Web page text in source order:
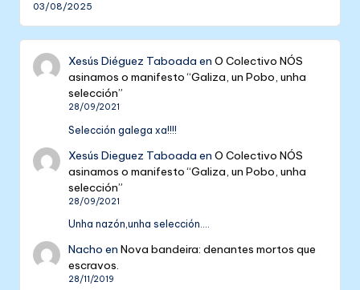
03/08/2025
Xesús Diéguez Taboada enO Colectivo NÓS
asinamos o manifesto “Galiza, un Pobo, unha
selección”
28/09/2021
Selección galega xa!!!!
Xesús Dieguez Taboada enO Colectivo NÓS
asinamos o manifesto “Galiza, un Pobo, unha
selección”
28/09/2021
Unha nazón,unha selección....
Nacho enNova bandeira: denantes mortos que
escravos.
28/11/2019